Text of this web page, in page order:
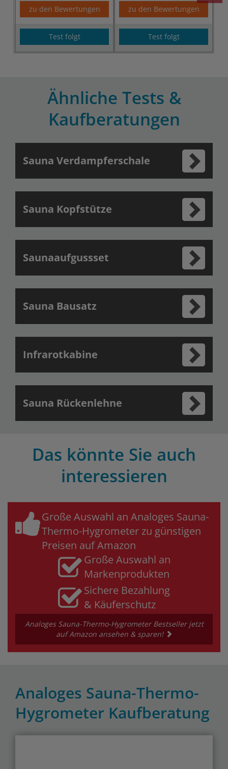
zu den Bewertungen zu den Bewertungen
Test folgt Test folgt
Ähnliche Tests &
Kaufberatungen
Sauna Verdampferschale
Sauna Kopfstütze
Saunaaufgussset
Sauna Bausatz
Infrarotkabine
Sauna Rückenlehne
Das könnte Sie auch
interessieren
Große Auswahl an Analoges Sauna-
Thermo-Hygrometer zu günstigen
Preisen auf Amazon
Große Auswahl an
Markenprodukten
Sichere Bezahlung
& Käuferschutz
Analoges Sauna-Thermo-Hygrometer Bestseller jetzt
auf Amazon ansehen & sparen!
Analoges Sauna-Thermo-
Hygrometer Kaufberatung